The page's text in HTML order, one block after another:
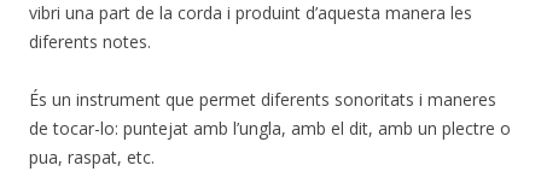
vibri una part de la corda i produint d’aquesta manera les
diferents notes.
És un instrument que permet diferents sonoritats i maneres
de tocar-lo: puntejat amb l’ungla, amb el dit, amb un plectre o
pua, raspat, etc.